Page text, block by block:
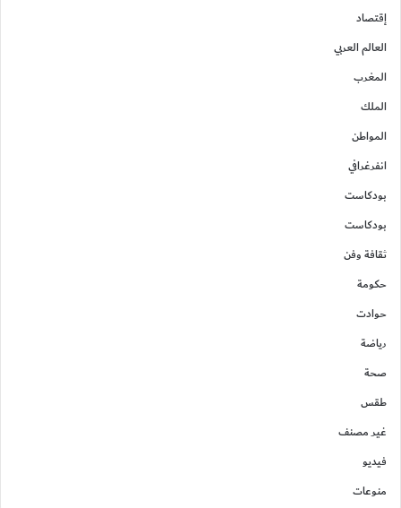
إقتصاد
العالم العربي
المغرب
الملك
المواطن
انفرغرافي
بودكاست
بودكاست
ثقافة وفن
حكومة
حوادت
رياضة
صحة
طقس
غير مصنف
فيديو
منوعات